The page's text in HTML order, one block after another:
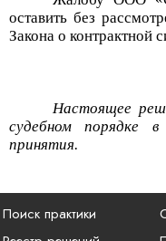
оставить без рассмот
Закона о контрактной
Настоящее
судебном порядке
принятия.
Поиск практики